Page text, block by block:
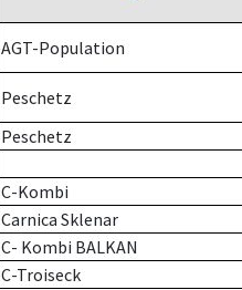
AGT-Population
Peschetz
Peschetz
C-Kombi
Carnica Sklenar
C- Kombi BALKAN
C-Troiseck